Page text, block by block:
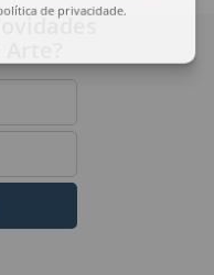
de privacidade